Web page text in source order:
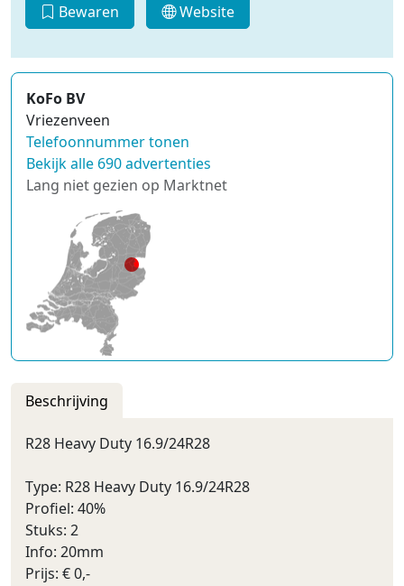
Bewaren Website
KoFo BV
Vriezenveen
Telefoonnummer tonen
Bekijk alle 690 advertenties
Lang niet gezien op Marktnet
Beschrijving
R28 Heavy Duty 16.9/24R28
Type: R28 Heavy Duty 16.9/24R28
Profiel: 40%
Stuks: 2
Info: 20mm
Prijs: € 0,-